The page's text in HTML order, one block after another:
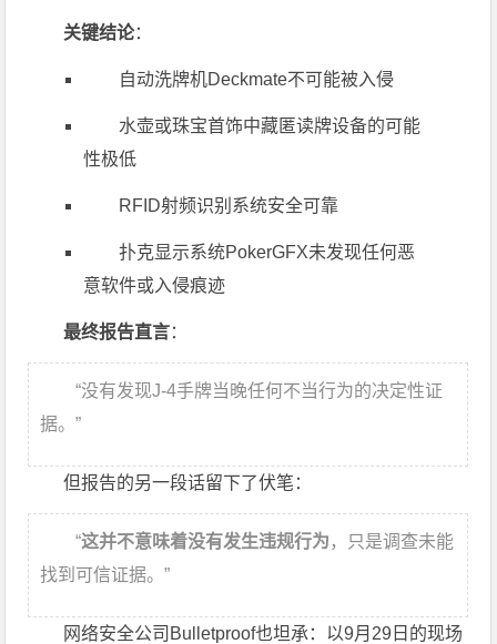
关键结论：
自动洗牌机Deckmate不可能被入侵
水壶或珠宝首饰中藏匿读牌设备的可能
性极低
RFID射频识别系统安全可靠
扑克显示系统PokerGFX未发现任何恶
意软件或入侵痕迹
最终报告直言：
“没有发现J-4手牌当晚任何不当行为的决定性证
据。”
但报告的另一段话留下了伏笔：
“这并不意味着没有发生违规行为 ，只是调查未能
找到可信证据。”
网络安全公司Bulletproof也坦承：以9月29日的现场